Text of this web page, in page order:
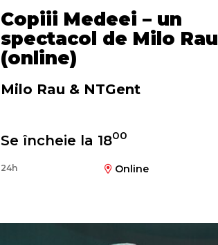
Copiii Medeei – un
spectacol de Milo Rau
(online)
Milo Rau & NTGent
Se încheie la 1800
24h Online